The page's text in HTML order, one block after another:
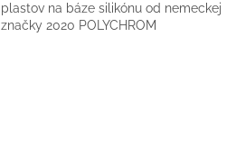
plastov na báze silikónu od nemeckej
značky 2020 POLYCHROM